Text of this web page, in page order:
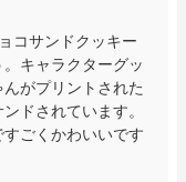
コサンドクッキー
。キャラクターグッ
がプリントされた
ドされています。
ごくかわいいです